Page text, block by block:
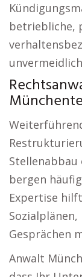
betriebliche,
Stellenabbau
bergen
Expertise
Gesprächen
Anwalt